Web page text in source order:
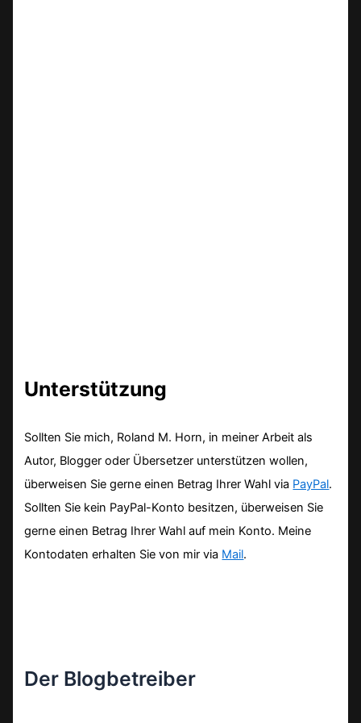
Unterstützung
Sollten Sie mich, Roland M. Horn, in meiner Arbeit als
Autor, Blogger oder Übersetzer unterstützen wollen,
überweisen Sie gerne einen Betrag Ihrer Wahl via PayPal.
Sollten Sie kein PayPal-Konto besitzen, überweisen Sie
gerne einen Betrag Ihrer Wahl auf mein Konto. Meine
Kontodaten erhalten Sie von mir via Mail.
Der Blogbetreiber